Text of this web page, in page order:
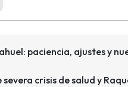
paciencia, ajustes y
crisis de salud y